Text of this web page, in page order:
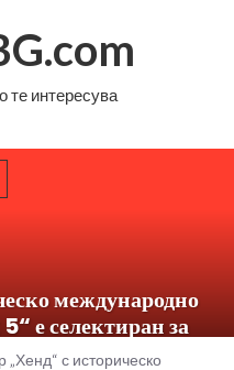
те интересува
международно
е селектиран за
2026
„Хенд“ с историческо